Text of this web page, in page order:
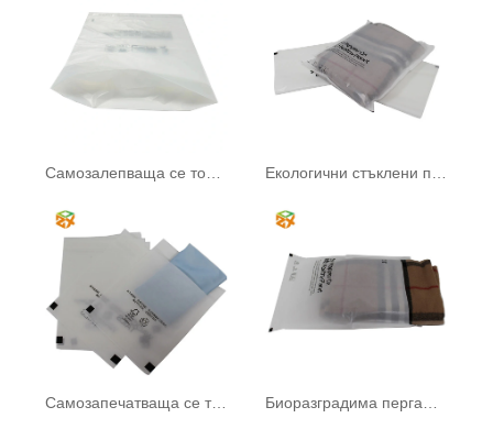
Самозалепваща се торбичка от пергамин
Самозапечатваща се торбичка от пергамин Биоразградима пергаминова хартиена торба